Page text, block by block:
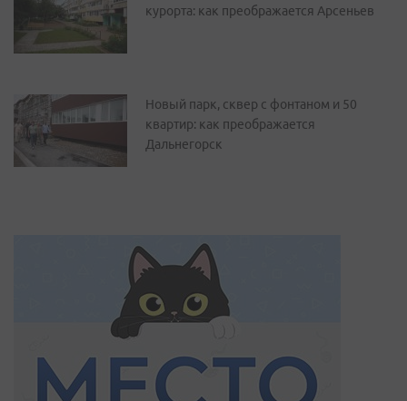
курорта: как преображается Арсеньев
Новый парк, сквер с фонтаном и 50
квартир: как преображается
Дальнегорск